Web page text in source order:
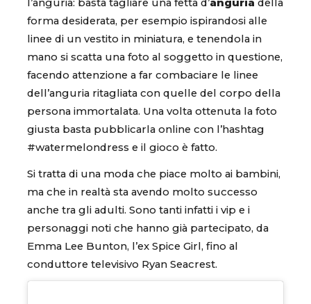
l’anguria: basta tagliare una fetta d’anguria della
forma desiderata, per esempio ispirandosi alle
linee di un vestito in miniatura, e tenendola in
mano si scatta una foto al soggetto in questione,
facendo attenzione a far combaciare le linee
dell’anguria ritagliata con quelle del corpo della
persona immortalata. Una volta ottenuta la foto
giusta basta pubblicarla online con l’hashtag
#watermelondress e il gioco è fatto.
Si tratta di una moda che piace molto ai bambini,
ma che in realtà sta avendo molto successo
anche tra gli adulti. Sono tanti infatti i vip e i
personaggi noti che hanno già partecipato, da
Emma Lee Bunton, l’ex Spice Girl, fino al
conduttore televisivo Ryan Seacrest.